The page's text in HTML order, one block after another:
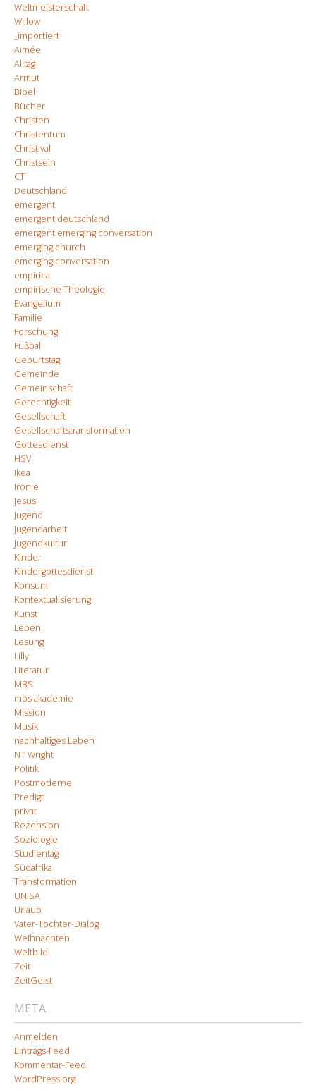
Weltmeisterschaft
Willow
_importiert
Aimée
Alltag
Armut
Bibel
Bücher
Christen
Christentum
Christival
Christsein
CT
Deutschland
emergent
emergent deutschland
emergent emerging conversation
emerging church
emerging conversation
empirica
empirische Theologie
Evangelium
Familie
Forschung
Fußball
Geburtstag
Gemeinde
Gemeinschaft
Gerechtigkeit
Gesellschaft
Gesellschaftstransformation
Gottesdienst
HSV
Ikea
Ironie
Jesus
Jugend
Jugendarbeit
Jugendkultur
Kinder
Kindergottesdienst
Konsum
Kontextualisierung
Kunst
Leben
Lesung
Lilly
Literatur
MBS
mbs akademie
Mission
Musik
nachhaltiges Leben
NT Wright
Politik
Postmoderne
Predigt
privat
Rezension
Soziologie
Studientag
Südafrika
Transformation
UNISA
Urlaub
Vater-Tochter-Dialog
Weihnachten
Weltbild
Zeit
ZeitGeist
META
Anmelden
Eintrags-Feed
Kommentar-Feed
WordPress.org